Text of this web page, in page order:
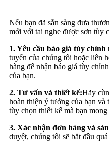
Nếu bạn đã sẵn sàng đưa
mới với tai nghe được sơn tùy
1. Yêu cầu báo giá tùy chỉnh
tuyến của chúng tôi hoặc liên
hàng để nhận báo giá tùy
của bạn.
2. Tư vấn và thiết kế:Hãy
hoàn thiện ý tưởng của bạn và
tùy chọn thiết kế mà bạn
3. Xác nhận đơn hàng và
duyệt, chúng tôi sẽ bắt đầu